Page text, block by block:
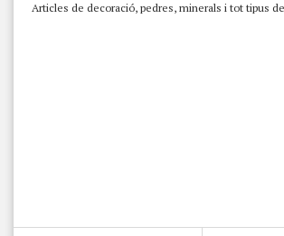
Articles de decoració, pedres, minerals i tot tipus